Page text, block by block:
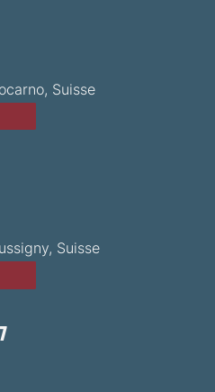
Suisse
Suisse